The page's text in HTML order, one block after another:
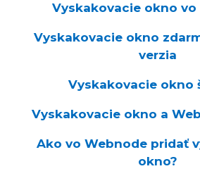
Vyskakovacie okno
Vyskakovacie okno
verzia
Vyskakovacie okno
Vyskakovacie okno a
Ako vo Webnode pridať
okno?